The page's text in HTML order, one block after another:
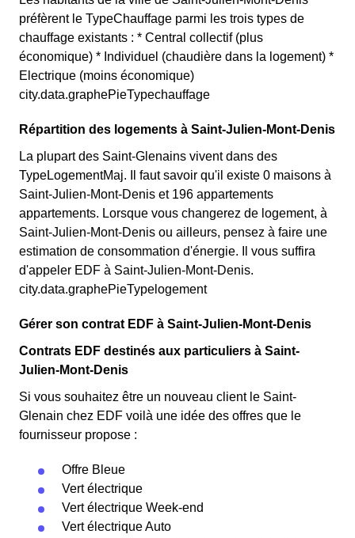
préfèrent le TypeChauffage parmi les trois types de
chauffage existants : * Central collectif (plus
économique) * Individuel (chaudière dans la logement) *
Electrique (moins économique)
city.data.graphePieTypechauffage
Répartition des logements à Saint-Julien-Mont-Denis
La plupart des Saint-Glenains vivent dans des
TypeLogementMaj. Il faut savoir qu'il existe 0 maisons à
Saint-Julien-Mont-Denis et 196 appartements
appartements. Lorsque vous changerez de logement, à
Saint-Julien-Mont-Denis ou ailleurs, pensez à faire une
estimation de consommation d'énergie. Il vous suffira
d'appeler EDF à Saint-Julien-Mont-Denis.
city.data.graphePieTypelogement
Gérer son contrat EDF à Saint-Julien-Mont-Denis
Contrats EDF destinés aux particuliers à Saint-
Julien-Mont-Denis
Si vous souhaitez être un nouveau client le Saint-
Glenain chez EDF voilà une idée des offres que le
fournisseur propose :
Offre Bleue
Vert électrique
Vert électrique Week-end
Vert électrique Auto